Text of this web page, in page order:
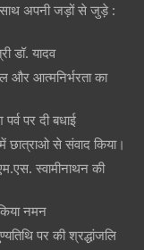
साथ अपनी जड़ों से जुड़े :
डॉ. यादव
और आत्मनिर्भरता का
पर दी बधाई
छात्राओ से संवाद किया।
स्वामीनाथन की
नमन
पर की श्रद्धांजलि